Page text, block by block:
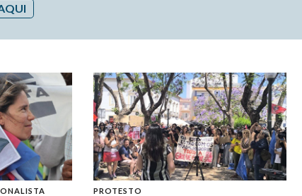
PROTESTO